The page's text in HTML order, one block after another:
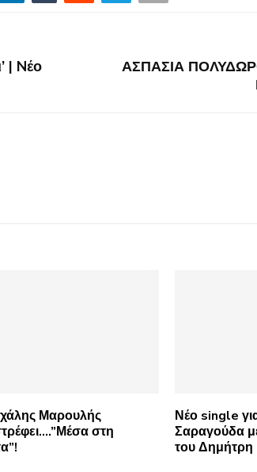
| Nέο
ΑΣΠΑΣΙΑ
Μαρουλής
στη
Νέο single
Σαραγούδα
του Δημήτρη